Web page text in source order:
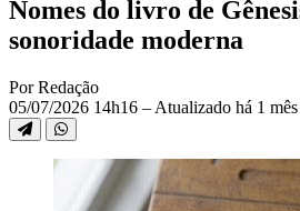
Nomes do livro de
sonoridade moderna
Por Redação
05/07/2026 14h16 – Atualizado há 1 mês